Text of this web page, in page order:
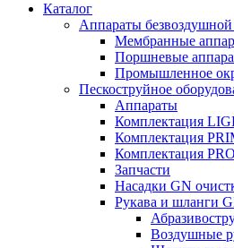
Каталог
Аппараты
Мембранные
Поршневые
Промышленное
Пескоструйное
Аппараты
Комплектация
Комплектация
Комплектация PRO
Запчасти
Насадки GN
Рукава и шланги
Воздушные